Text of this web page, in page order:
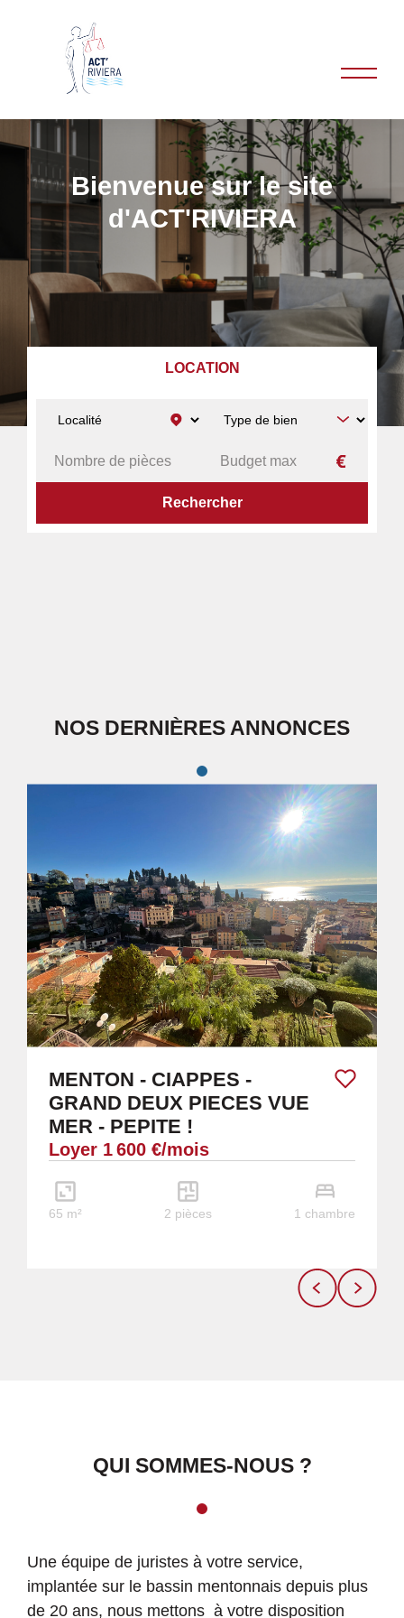
Bienvenue sur le site
d'ACT'RIVIERA
LOCATION
NOS DERNIÈRES ANNONCES
MENTON - CIAPPES -
GRAND DEUX PIECES VUE
MER - PEPITE !
Loyer 1 600 €/mois
65 m² 2 pièces 1 chambre
QUI SOMMES-NOUS ?
Une équipe de juristes à votre service,
implantée sur le bassin mentonnais depuis plus
de 20 ans, nous mettons à votre disposition